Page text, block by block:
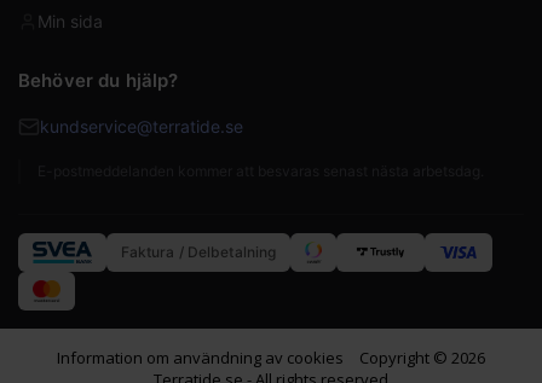
Min sida
Behöver du hjälp?
kundservice@terratide.se
Faktura / Delbetalning
Information om användning av cookies
Copyright © 2026